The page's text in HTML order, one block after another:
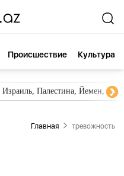
Происшествие Культура
Южный Кавказ, Грузия,
Главная тревожность